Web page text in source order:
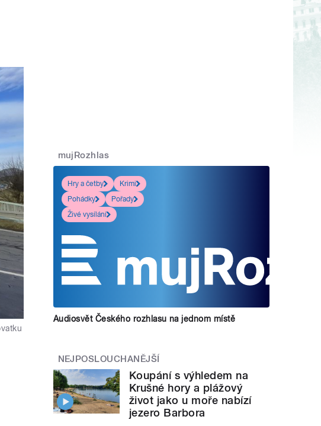
mujRozhlas
Hry a četby
Krimi
Pohádky
Pořady
Živé vysílání
Audiosvět Českého rozhlasu na jednom místě
NEJPOSLOUCHANĚJŠÍ
Koupání s výhledem na
Krušné hory a plážový
život jako u moře nabízí
jezero Barbora